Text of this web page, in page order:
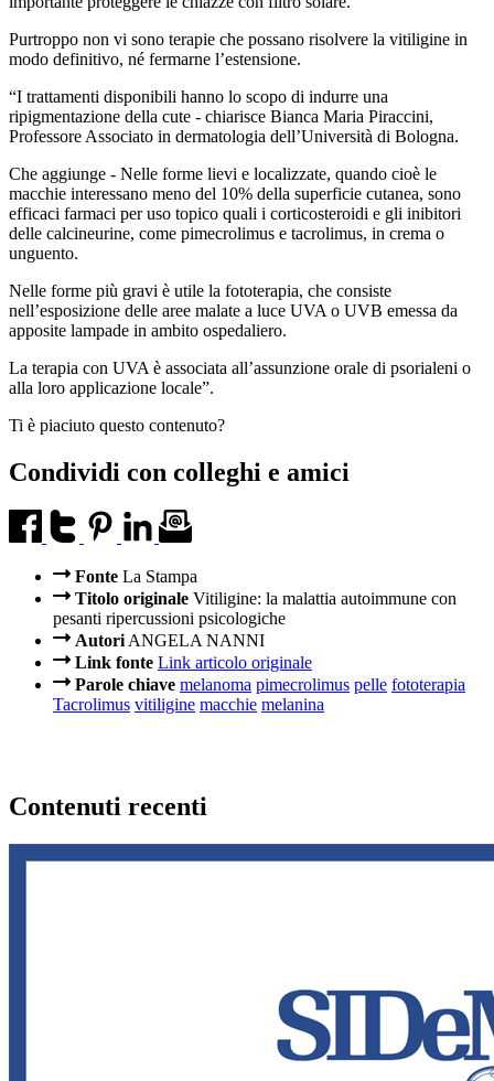
Purtroppo non vi sono terapie che possano risolvere la vitiligine in
modo definitivo, né fermarne l’estensione.
“I trattamenti disponibili hanno lo scopo di indurre una
ripigmentazione della cute - chiarisce Bianca Maria Piraccini,
Professore Associato in dermatologia dell’Università di Bologna.
Che aggiunge - Nelle forme lievi e localizzate, quando cioè le
macchie interessano meno del 10% della superficie cutanea, sono
efficaci farmaci per uso topico quali i corticosteroidi e gli inibitori
delle calcineurine, come pimecrolimus e tacrolimus, in crema o
unguento.
Nelle forme più gravi è utile la fototerapia, che consiste
nell’esposizione delle aree malate a luce UVA o UVB emessa da
apposite lampade in ambito ospedaliero.
La terapia con UVA è associata all’assunzione orale di psorialeni o
alla loro applicazione locale”.
Ti è piaciuto questo contenuto?
Condividi con colleghi e amici
Fonte La Stampa
Titolo originale Vitiligine: la malattia autoimmune con
pesanti ripercussioni psicologiche
Autori ANGELA NANNI
Link fonte Link articolo originale
Parole chiave melanoma pimecrolimus pelle fototerapia
Tacrolimus vitiligine macchie melanina
Contenuti recenti